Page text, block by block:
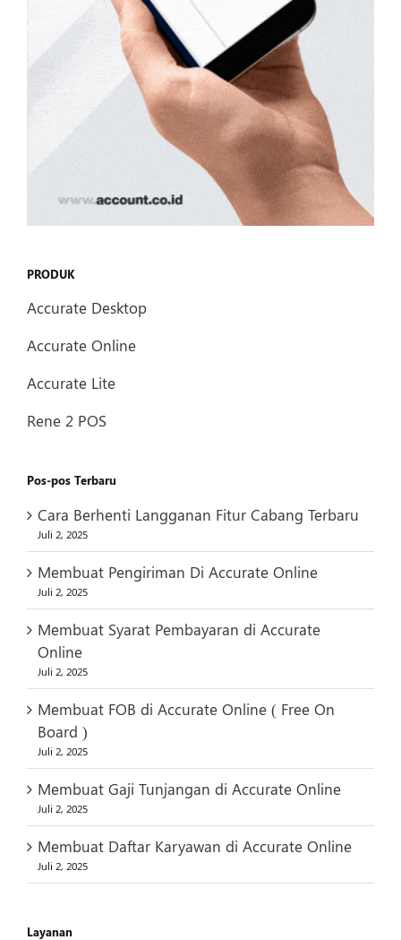
PRODUK
Accurate Desktop
Accurate Online
Accurate Lite
Rene 2 POS
Pos-pos Terbaru
Cara Berhenti Langganan Fitur Cabang Terbaru
Juli 2, 2025
Membuat Pengiriman Di Accurate Online
Juli 2, 2025
Membuat Syarat Pembayaran di Accurate
Online
Juli 2, 2025
Membuat FOB di Accurate Online ( Free On
Board )
Juli 2, 2025
Membuat Gaji Tunjangan di Accurate Online
Juli 2, 2025
Membuat Daftar Karyawan di Accurate Online
Juli 2, 2025
Layanan